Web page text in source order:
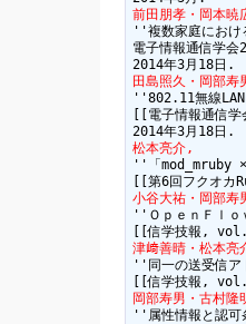
前田朋孝・岡本暁
''複数家庭におけ
電子情報通信学
田島照久・岡部寿
''802.11無線LAN
[[電子情報通
松本亮介,
''「mod_mruby ×
小谷大祐・岡部寿
''ＯｐｅｎＦｌｏ
津﨑善晴・松本亮
''同一の送受信ア
岡部寿男・古村
''属性情報と認可